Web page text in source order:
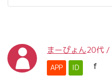
まーぴょん20代 /
APP ID f